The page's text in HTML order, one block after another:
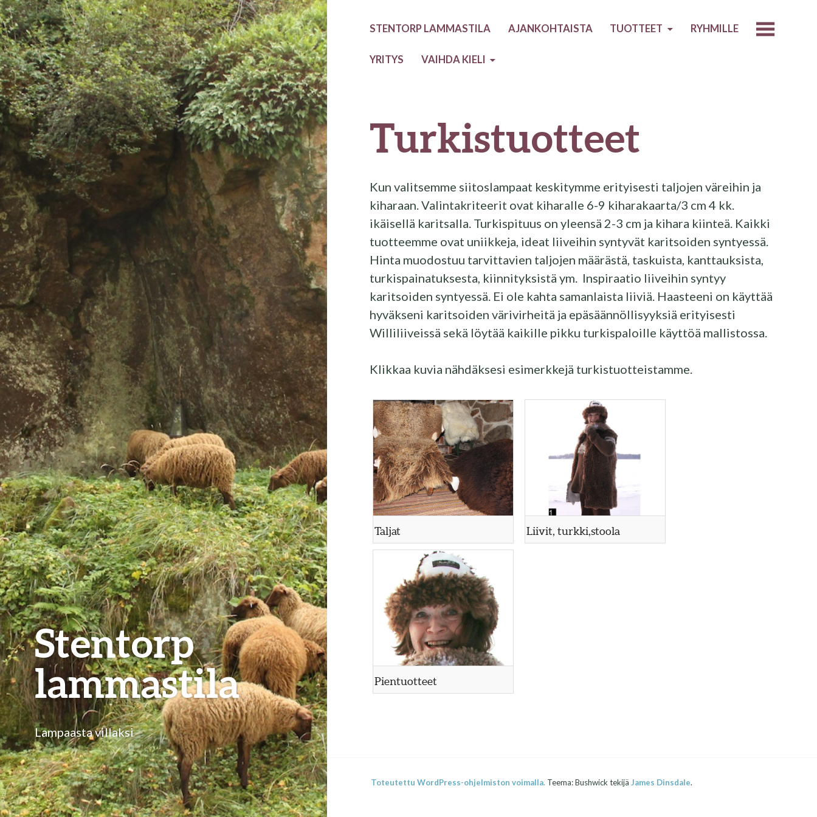
Stentorp
lammastila
Lampaasta villaksi
STENTORP LAMMASTILA AJANKOHTAISTA TUOTTEET RYHMILLE
YRITYS VAIHDA KIELI
Turkistuotteet
Kun valitsemme siitoslampaat keskitymme erityisesti taljojen väreihin ja
kiharaan. Valintakriteerit ovat kiharalle 6-9 kiharakaarta/3 cm 4 kk.
ikäisellä karitsalla. Turkispituus on yleensä 2-3 cm ja kihara kiinteä. Kaikki
tuotteemme ovat uniikkeja, ideat liiveihin syntyvät karitsoiden syntyessä.
Hinta muodostuu tarvittavien taljojen määrästä, taskuista, kanttauksista,
turkispainatuksesta, kiinnityksistä ym. Inspiraatio liiveihin syntyy
karitsoiden syntyessä. Ei ole kahta samanlaista liiviä. Haasteeni on käyttää
hyväkseni karitsoiden värivirheitä ja epäsäännöllisyyksiä erityisesti
Williliiveissä sekä löytää kaikille pikku turkispaloille käyttöä mallistossa.
Klikkaa kuvia nähdäksesi esimerkkejä turkistuotteistamme.
Taljat Liivit, turkki,stoola
Pientuotteet
Toteutettu WordPress-ohjelmiston voimalla.Teema: Bushwick tekijä James Dinsdale.